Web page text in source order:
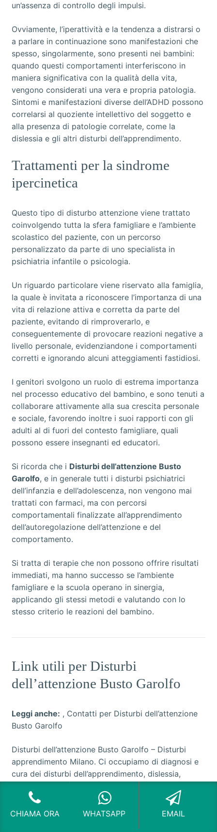
un’assenza di controllo degli impulsi.
Ovviamente, l’iperattività e la tendenza a distrarsi o
a parlare in continuazione sono manifestazioni che
spesso, singolarmente, sono presenti nei bambini:
quando questi comportamenti interferiscono in
maniera significativa con la qualità della vita,
vengono considerati una vera e propria patologia.
Sintomi e manifestazioni diverse dell’ADHD possono
correlarsi al quoziente intellettivo del soggetto e
alla presenza di patologie correlate, come la
dislessia e gli altri disturbi dell’apprendimento.
Trattamenti per la sindrome
ipercinetica
Questo tipo di disturbo attenzione viene trattato
coinvolgendo tutta la sfera famigliare e l’ambiente
scolastico del paziente, con un percorso
personalizzato da parte di uno specialista in
psichiatria infantile o psicologia.
Un riguardo particolare viene riservato alla famiglia,
la quale è invitata a riconoscere l’importanza di una
vita di relazione attiva e corretta da parte del
paziente, evitando di rimproverarlo, e
conseguentemente di provocare reazioni negative a
livello personale, evidenziandone i comportamenti
corretti e ignorando alcuni atteggiamenti fastidiosi.
I genitori svolgono un ruolo di estrema importanza
nel processo educativo del bambino, e sono tenuti a
collaborare attivamente alla sua crescita personale
e sociale, favorendo inoltre i suoi rapporti con gli
adulti al di fuori del contesto famigliare, quali
possono essere insegnanti ed educatori.
Si ricorda che i Disturbi dell’attenzione Busto
Garolfo, e in generale tutti i disturbi psichiatrici
dell’infanzia e dell’adolescenza, non vengono mai
trattati con farmaci, ma con percorsi
comportamentali finalizzate all’apprendimento
dell’autoregolazione dell’attenzione e del
comportamento.
Si tratta di terapie che non possono offrire risultati
immediati, ma hanno successo se l’ambiente
famigliare e la scuola operano in sinergia,
applicando gli stessi metodi e valutando con lo
stesso criterio le reazioni del bambino.
Link utili per Disturbi
dell’attenzione Busto Garolfo
Leggi anche: , Contatti per Disturbi dell’attenzione
Busto Garolfo
Disturbi dell’attenzione Busto Garolfo – Disturbi
apprendimento Milano. Ci occupiamo di diagnosi e
cura dei disturbi dell’apprendimento, dislessia,
CHIAMA ORA WHATSAPP EMAIL